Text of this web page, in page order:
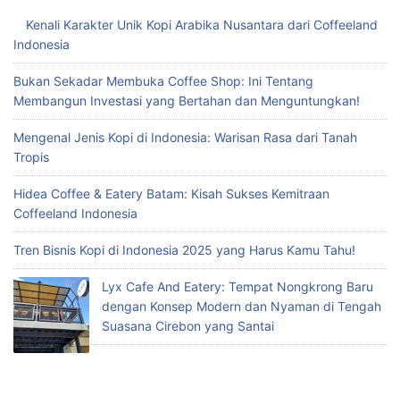
Kenali Karakter Unik Kopi Arabika Nusantara dari Coffeeland
Indonesia
Bukan Sekadar Membuka Coffee Shop: Ini Tentang
Membangun Investasi yang Bertahan dan Menguntungkan!
Mengenal Jenis Kopi di Indonesia: Warisan Rasa dari Tanah
Tropis
Hidea Coffee & Eatery Batam: Kisah Sukses Kemitraan
Coffeeland Indonesia
Tren Bisnis Kopi di Indonesia 2025 yang Harus Kamu Tahu!
Lyx Cafe And Eatery: Tempat Nongkrong Baru
dengan Konsep Modern dan Nyaman di Tengah
Suasana Cirebon yang Santai